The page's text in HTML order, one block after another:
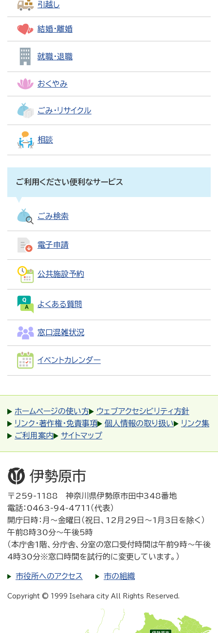
引越し
結婚・離婚
就職・退職
おくやみ
ごみ・リサイクル
相談
ご利用ください便利なサービス
ごみ検索
電子申請
公共施設予約
よくある質問
窓口混雑状況
イベントカレンダー
ホームページの使い方
ウェブアクセシビリティ方針
リンク・著作権・免責事項
個人情報の取り扱い
リンク集
ご利用案内
サイトマップ
〒259-1188 神奈川県伊勢原市田中348番地
電話：0463-94-4711（代表）
開庁日時：月～金曜日（祝日、12月29日～1月3日を除く）
午前8時30分～午後5時
（本庁舎1階、分庁舎、分室の窓口受付時間は午前9時～午後
4時30分※窓口時間を試行的に変更しています。）
市役所へのアクセス 市の組織
Copyright © 1999 Isehara city All Rights Reserved.